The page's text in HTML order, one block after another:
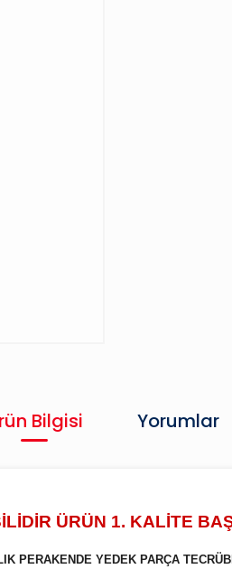
Bilgisi Yorumlar
ÜRÜN 1. KALİTE
PERAKENDE YEDEK PARÇA